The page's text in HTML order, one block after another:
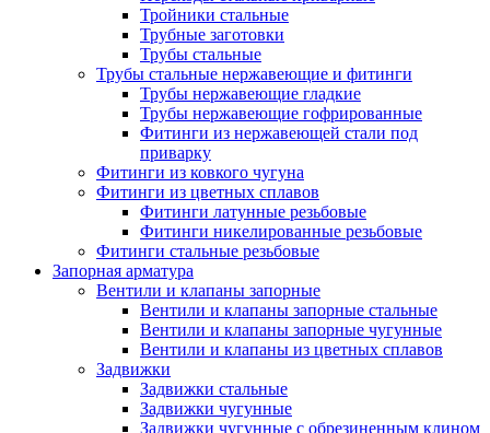
Тройники стальные
Трубные заготовки
Трубы стальные
Трубы стальные нержавеющие и фитинги
Трубы нержавеющие гладкие
Трубы нержавеющие гофрированные
Фитинги из нержавеющей стали под
приварку
Фитинги из ковкого чугуна
Фитинги из цветных сплавов
Фитинги латунные резьбовые
Фитинги никелированные резьбовые
Фитинги стальные резьбовые
Запорная арматура
Вентили и клапаны запорные
Вентили и клапаны запорные стальные
Вентили и клапаны запорные чугунные
Вентили и клапаны из цветных сплавов
Задвижки
Задвижки стальные
Задвижки чугунные
Задвижки чугунные с обрезиненным клином